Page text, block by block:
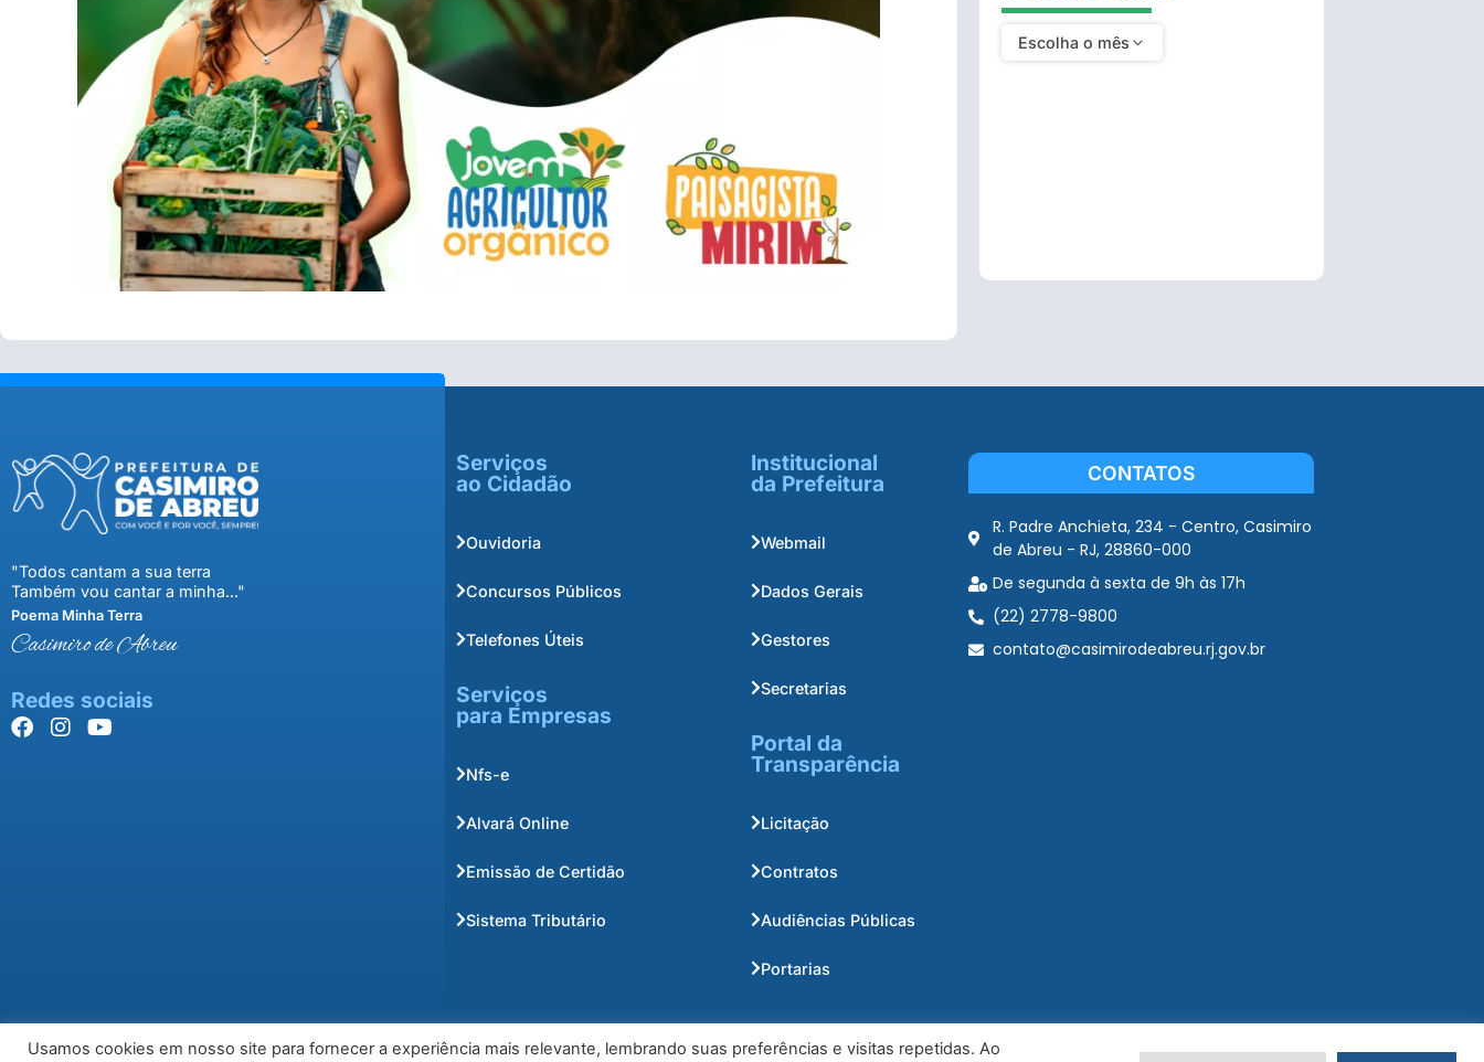
Escolha o mês
"Todos cantam a sua terra
Também vou cantar a minha..."
Poema Minha Terra
Casimiro de Abreu
Redes sociais
Serviços
ao Cidadão
Ouvidoria
Concursos Públicos
Telefones Úteis
Serviços
para Empresas
Nfs-e
Alvará Online
Emissão de Certidão
Sistema Tributário
Institucional
da Prefeitura
Webmail
Dados Gerais
Gestores
Secretarias
Portal da
Transparência
Licitação
Contratos
Audiências Públicas
Portarias
CONTATOS
R. Padre Anchieta, 234 - Centro, Casimiro
de Abreu - RJ, 28860-000
De segunda à sexta de 9h às 17h
(22) 2778-9800
contato@casimirodeabreu.rj.gov.br
Usamos cookies em nosso site para fornecer a experiência mais relevante, lembrando suas preferências e visitas repetidas. Ao